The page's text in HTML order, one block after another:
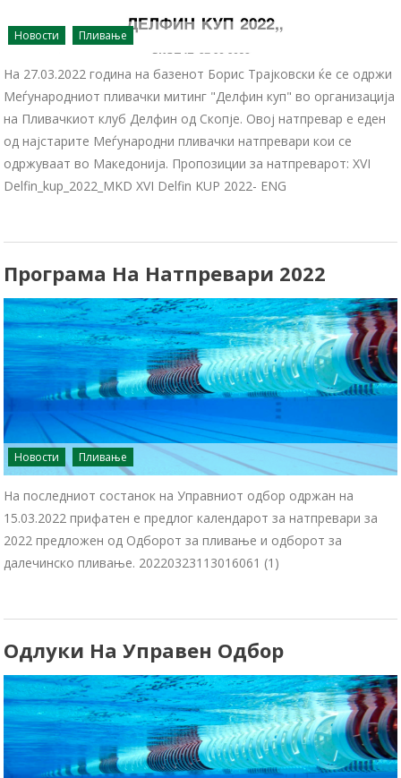
Новости Пливање
На 27.03.2022 година на базенот Борис Трајковски ќе се одржи
Меѓународниот пливачки митинг "Делфин куп" во организација
на Пливачкиот клуб Делфин од Скопје. Овој натпревар е еден
од најстарите Меѓународни пливачки натпревари кои се
одржуваат во Македонија. Пропозиции за натпреварот: XVI
Delfin_kup_2022_MKD XVI Delfin KUP 2022- ENG
Програма На Натпревари 2022
Новости Пливање
На последниот состанок на Управниот одбор одржан на
15.03.2022 прифатен е предлог календарот за натпревари за
2022 предложен од Одборот за пливање и одборот за
далечинско пливање. 20220323113016061 (1)
Одлуки На Управен Одбор